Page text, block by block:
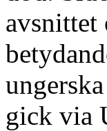
avsnittet
gick via